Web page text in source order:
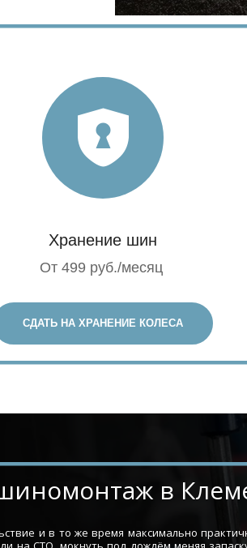
Хранение шин
От 499 руб./месяц
СДАТЬ НА ХРАНЕНИЕ КОЛЕСА
в
и в то же время максимально